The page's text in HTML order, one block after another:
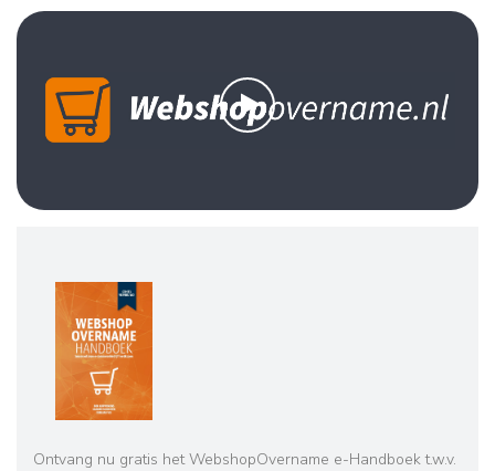
Ontvang nu gratis het WebshopOvername e-Handboek t.w.v.